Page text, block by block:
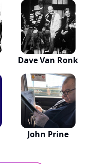
Dave Van Ronk
John Prine